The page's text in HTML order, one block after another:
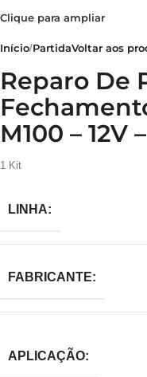
Clique para ampliar
Início PartidaVoltar aos
Reparo De
M100 – 12V
1 Kit
LINHA:
FABRICANTE:
APLICAÇÃO: